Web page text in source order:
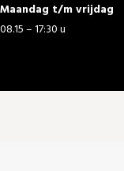
Maandag t/m vrijdag
08.15 – 17:30 u